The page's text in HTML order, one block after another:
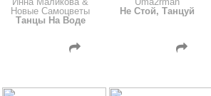
Новые Самоцветы
Танцы На Воде
Не Стой, Танцуй